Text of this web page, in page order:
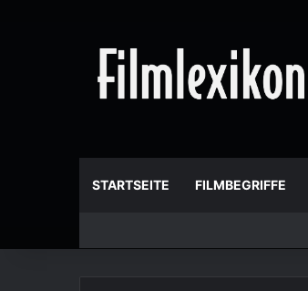
STARTSEITE FILMBEGRIFFE